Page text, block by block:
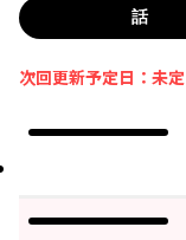
話
次回更新予定日：未定